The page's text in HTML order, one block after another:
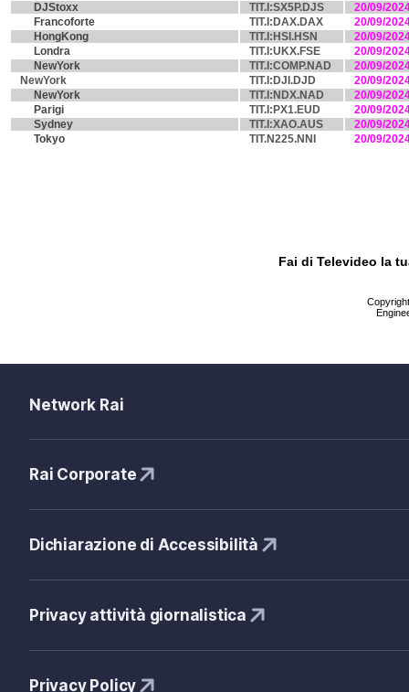
DJStoxx
TIT.I:SX5P.DJS
20/09/
Francoforte
TIT.I:DAX.DAX
20/09/
HongKong
TIT.I:HSI.HSN
20/09/
Londra
TIT.I:UKX.FSE
20/09/
NewYork
TIT.I:COMP.NAD
20/09/
NewYork
TIT.I:DJI.DJD
20/09/
NewYork
TIT.I:NDX.NAD
20/09/
Parigi
TIT.I:PX1.EUD
20/09/
Sydney
TIT.I:XAO.AUS
20/09/
Tokyo
TIT.N225.NNI 20/09/
Fai di Televideo la